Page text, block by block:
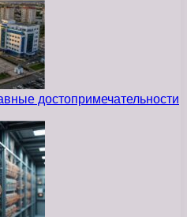
достопримечательности